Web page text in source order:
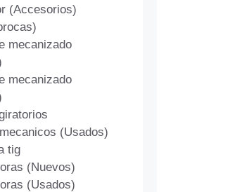
(Accesorios)
mecanizado
mecanizado
(Usados)
tig
(Nuevos)
(Usados)